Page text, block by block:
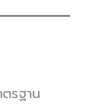
รฐาน